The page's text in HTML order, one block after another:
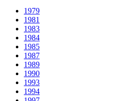
1979
1981
1983
1984
1985
1987
1989
1990
1993
1994